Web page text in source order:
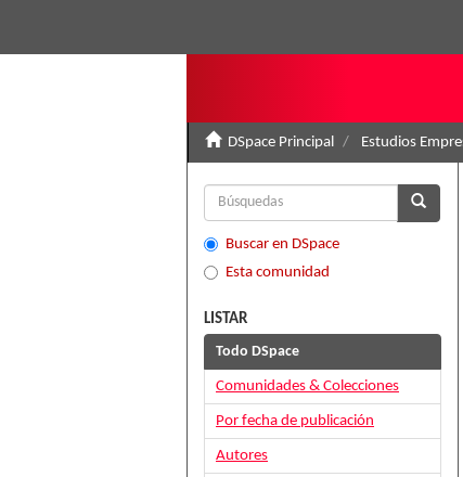
DSpace Principal Estudios
Buscar en DSpace
Esta comunidad
LISTAR
Todo DSpace
Comunidades & Colecciones
Por fecha de publicación
Autores